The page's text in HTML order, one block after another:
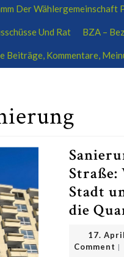
Der Wählergemeinschaft
Und Rat BZA –
Beiträge, Kommentare,
Stadt
die
17.
Comment |